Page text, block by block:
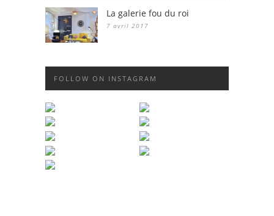
La galerie fou du roi
7 avril 2017
FOLLOW ON INSTAGRAM